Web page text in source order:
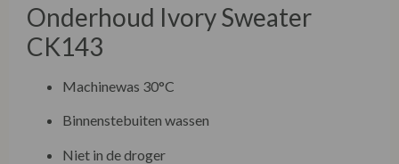
Onderhoud Ivory Sweater
CK143
Machinewas 30°C
Binnenstebuiten wassen
Niet in de droger